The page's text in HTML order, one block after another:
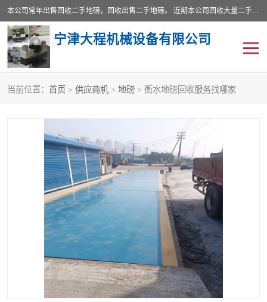
本公司常年出售回收二手地磅，回收出售二手地磅。 近期本公司回收大量二手地磅，型号齐全，宽度从2米到3.5米，长度5米到25米，承重吨位从10到200吨，成色7—9成新。 ? 使用年限6个月至2年，产品来源于个人闲置品，工矿企业停用品，因小换大而来。 精准度和新的一样， 二手地磅是内行人的选择，打个电话就省钱朋友您好等什么
宁津大程机械设备有限公司
当前位置： 首页 > 供应商机 > 地磅 > 衡水地磅回收服务找哪家
地磅传感器 废纸打包机
烘干机 食品烘干机
装载机电子秤 输送机
半自动输送机 全自动输送机
食品螺旋塔
撕碎机 木材撕碎机